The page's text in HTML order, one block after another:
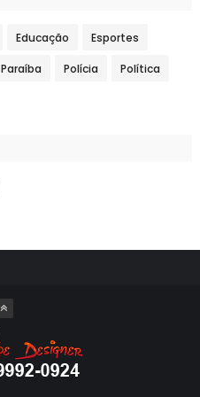
Educação Esportes
Paraíba Polícia Política